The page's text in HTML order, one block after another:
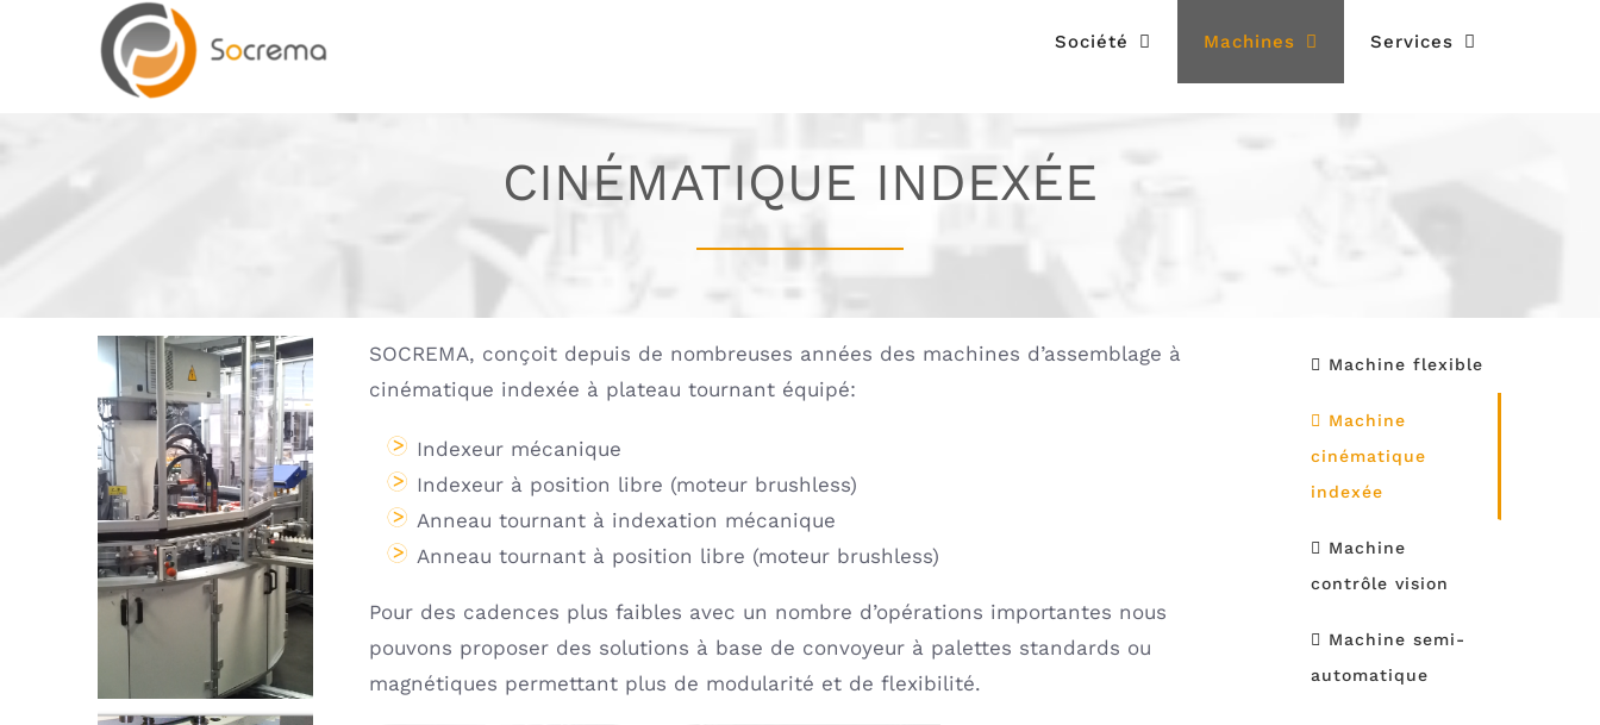
Société Machines Services
CINÉMATIQUE INDEXÉE
SOCREMA, conçoit depuis de nombreuses années des machines d’assemblage à
cinématique indexée à plateau tournant équipé:
Indexeur mécanique
Indexeur à position libre (moteur brushless)
Anneau tournant à indexation mécanique
Anneau tournant à position libre (moteur brushless)
Pour des cadences plus faibles avec un nombre d’opérations importantes nous
pouvons proposer des solutions à base de convoyeur à palettes standards ou
magnétiques permettant plus de modularité et de flexibilité.
Machine flexible
Machine
cinématique
indexée
Machine
contrôle vision
Machine semi-
automatique